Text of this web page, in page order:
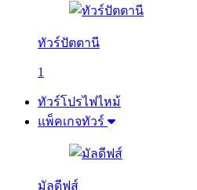
ทัวร์ปัตตานี
1
ทัวร์โปรไฟไหม้
แพ็คเกจทัวร์
มัลดีฟส์